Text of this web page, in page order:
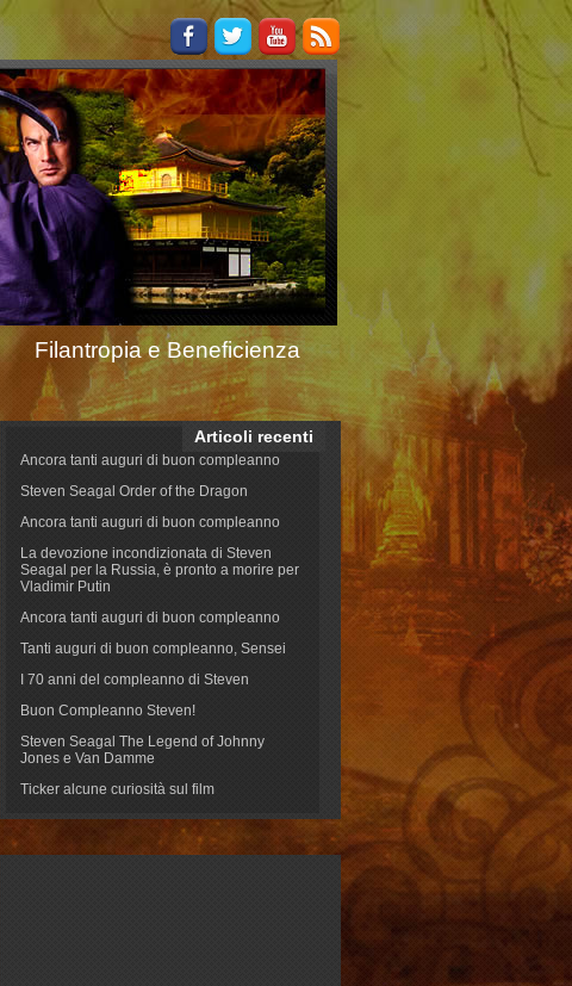
Filantropia e Beneficienza
Articoli recenti
Ancora tanti auguri di buon compleanno
Steven Seagal Order of the Dragon
Ancora tanti auguri di buon compleanno
La devozione incondizionata di Steven
Seagal per la Russia, è pronto a morire per
Vladimir Putin
Ancora tanti auguri di buon compleanno
Tanti auguri di buon compleanno, Sensei
I 70 anni del compleanno di Steven
Buon Compleanno Steven!
Steven Seagal The Legend of Johnny
Jones e Van Damme
Ticker alcune curiosità sul film